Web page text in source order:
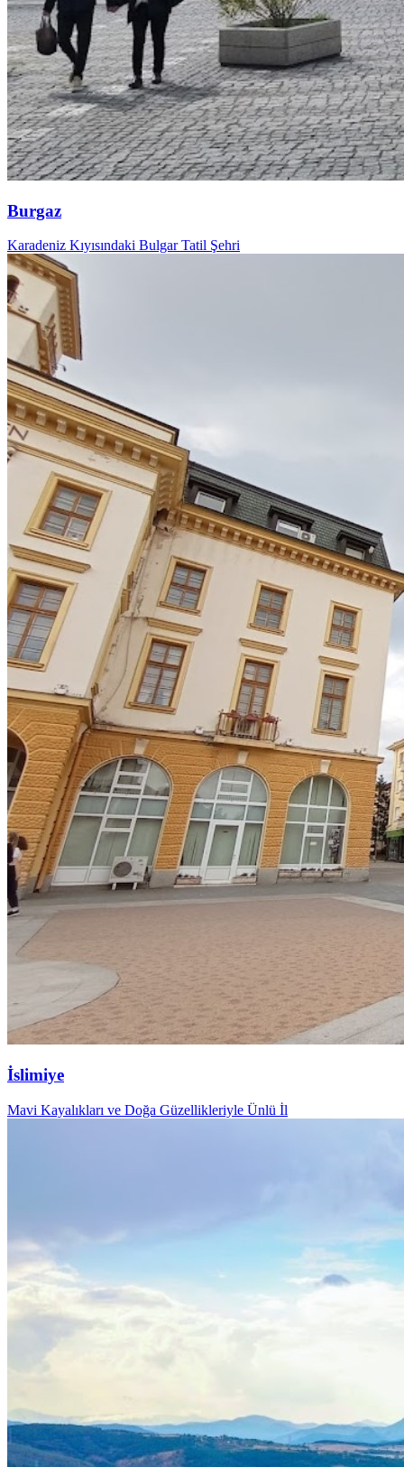
Burgaz
Karadeniz Kıyısındaki Bulgar Tatil Şehri
İslimiye
Mavi Kayalıkları ve Doğa Güzellikleriyle Ünlü İl